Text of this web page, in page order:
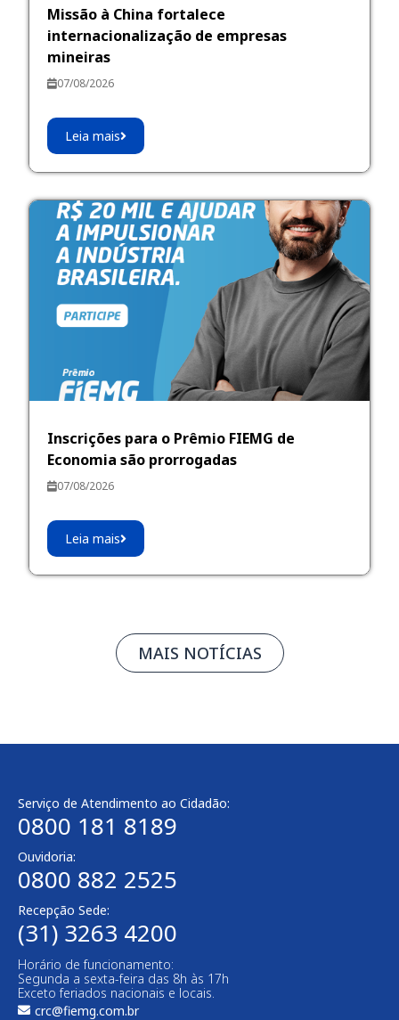
Missão à China fortalece
internacionalização de empresas
mineiras
07/08/2026
Leia mais
Inscrições para o Prêmio FIEMG de
Economia são prorrogadas
07/08/2026
Leia mais
MAIS NOTÍCIAS
Serviço de Atendimento ao Cidadão:
0800 181 8189
Ouvidoria:
0800 882 2525
Recepção Sede:
(31) 3263 4200
Horário de funcionamento:
Segunda a sexta-feira das 8h às 17h
Exceto feriados nacionais e locais.
crc@fiemg.com.br